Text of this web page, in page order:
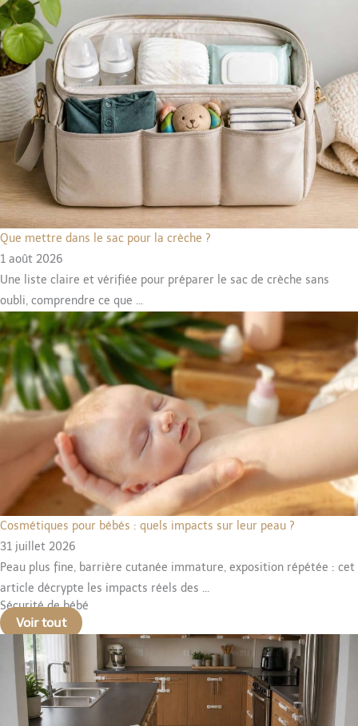
Que mettre dans le sac pour la crèche ?
1 août 2026
Une liste claire et vérifiée pour préparer le sac de crèche sans
oubli, comprendre ce que ...
Cosmétiques pour bébés : quels impacts sur leur peau ?
31 juillet 2026
Peau plus fine, barrière cutanée immature, exposition répétée : cet
article décrypte les impacts réels des ...
Sécurité de bébé
Voir tout